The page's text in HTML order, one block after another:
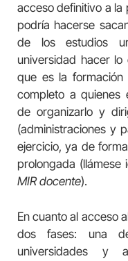
acceso definitivo a la
podría hacerse
de los estudios
universidad hacer
que es la formación
completo a quienes
de organizarlo y
(administraciones y
ejercicio, ya de
prolongada (llámese
MIR docente).
En cuanto al acceso
dos fases: una
universidades y